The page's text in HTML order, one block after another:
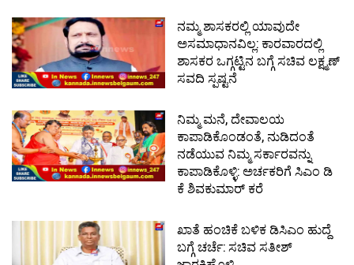
ನಮ್ಮ ಶಾಸಕರಲ್ಲಿ ಯಾವುದೇ
ಅಸಮಾಧಾನವಿಲ್ಲ: ಕಾರವಾರದಲ್ಲಿ
ಶಾಸಕರ ಒಗ್ಗಟ್ಟಿನ ಬಗ್ಗೆ ಸಚಿವ ಲಕ್ಷ್ಮಣ್
ಸವದಿ ಸ್ಪಷ್ಟನೆ
ನಿಮ್ಮ ಮನೆ, ದೇವಾಲಯ
ಕಾಪಾಡಿಕೊಂಡಂತೆ, ನುಡಿದಂತೆ
ನಡೆಯುವ ನಿಮ್ಮ ಸರ್ಕಾರವನ್ನು
ಕಾಪಾಡಿಕೊಳ್ಳಿ: ಅರ್ಚಕರಿಗೆ ಸಿಎಂ ಡಿ
ಕೆ ಶಿವಕುಮಾರ್ ಕರೆ
ಖಾತೆ ಹಂಚಿಕೆ ಬಳಿಕ ಡಿಸಿಎಂ ಹುದ್ದೆ
ಬಗ್ಗೆ ಚರ್ಚೆ: ಸಚಿವ ಸತೀಶ್